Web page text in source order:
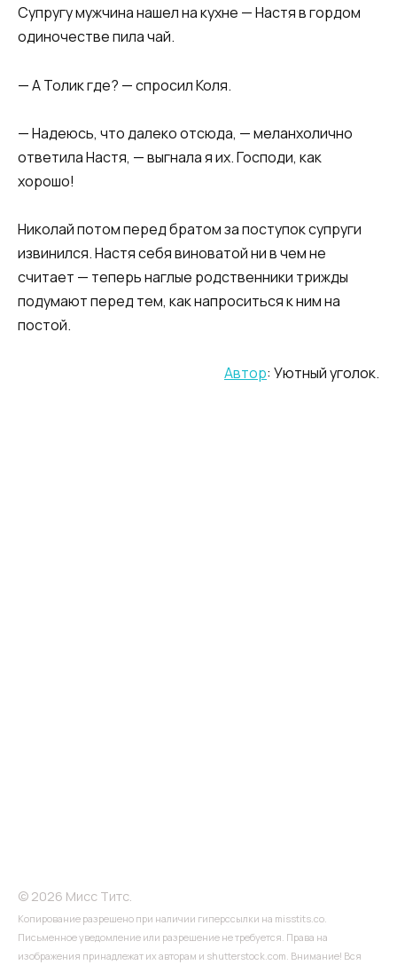
Супругу мужчина нашел на кухне — Настя в гордом
одиночестве пила чай.
— А Толик где? — спросил Коля.
— Надеюсь, что далеко отсюда, — меланхолично
ответила Настя, — выгнала я их. Господи, как
хорошо!
Николай потом перед братом за поступок супруги
извинился. Настя себя виноватой ни в чем не
считает — теперь наглые родственники трижды
подумают перед тем, как напроситься к ним на
постой.
Автор: Уютный уголок.
© 2026 Мисс Титс.
Копирование разрешено при наличии гиперссылки на misstits.co.
Письменное уведомление или разрешение не требуется. Права на
изображения принадлежат их авторам и shutterstock.com. Внимание! Вся